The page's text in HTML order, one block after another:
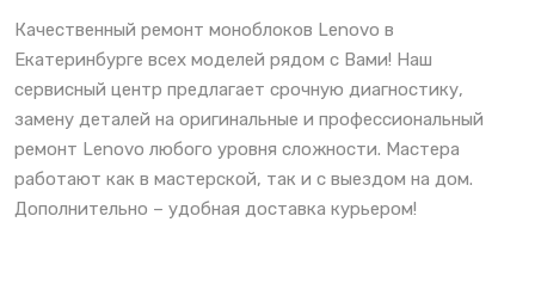
Качественный ремонт моноблоков Lenovo в
Екатеринбурге всех моделей рядом с Вами! Наш
сервисный центр предлагает срочную диагностику,
замену деталей на оригинальные и профессиональный
ремонт Lenovo любого уровня сложности. Мастера
работают как в мастерской, так и с выездом на дом.
Дополнительно – удобная доставка курьером!